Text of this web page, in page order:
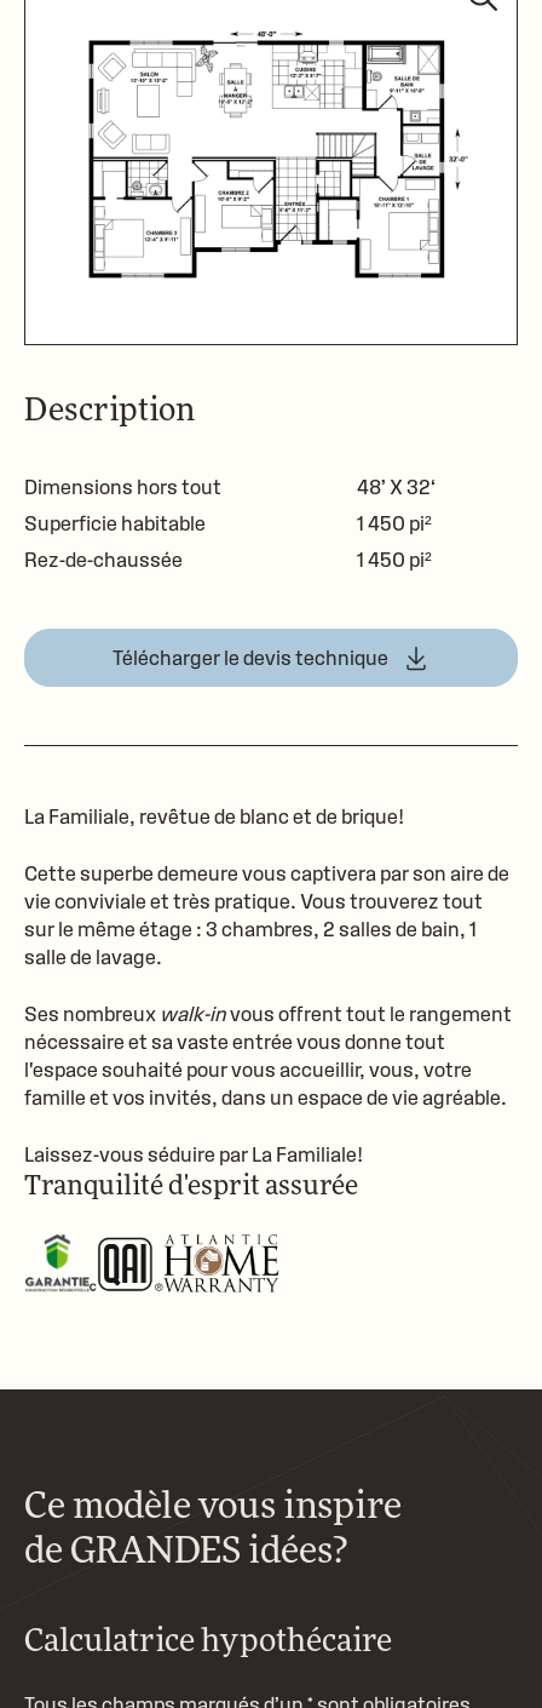
Description
Dimensions hors tout
48’ X 32‘
Superficie habitable
1 450 pi²
Rez-de-chaussée
1 450 pi²
Télécharger le devis technique
La Familiale, revêtue de blanc et de brique!
Cette superbe demeure vous captivera par son aire de
vie conviviale et très pratique. Vous trouverez tout
sur le même étage : 3 chambres, 2 salles de bain, 1
salle de lavage.
Ses nombreux walk-invous offrent tout le rangement
nécessaire et sa vaste entrée vous donne tout
l'espace souhaité pour vous accueillir, vous, votre
famille et vos invités, dans un espace de vie agréable.
Laissez-vous séduire par La Familiale!
Tranquilité d'esprit assurée
Ce modèle vous inspire
de GRANDES idées?
Calculatrice hypothécaire